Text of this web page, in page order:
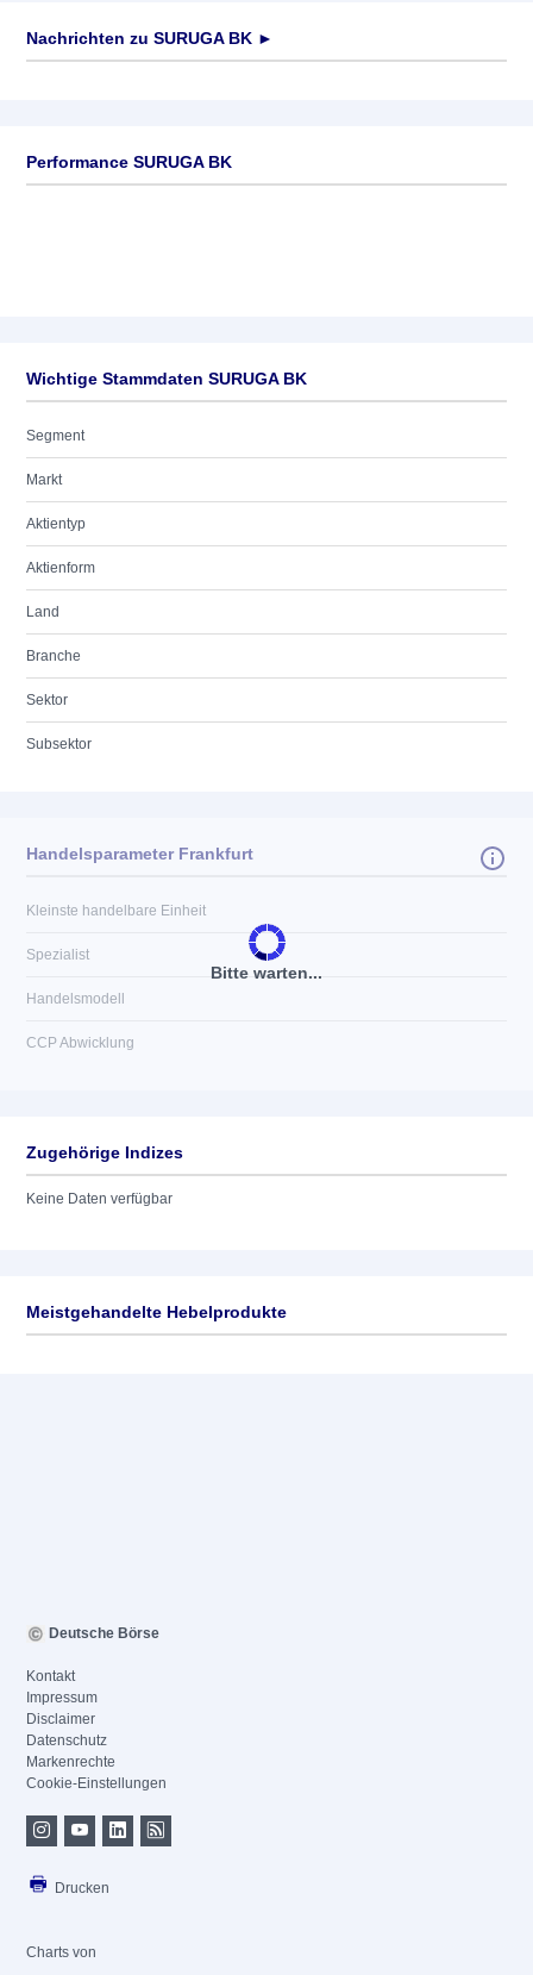
Nachrichten zu SURUGA BK ►
Performance SURUGA BK
Wichtige Stammdaten SURUGA BK
Segment
Markt
Aktientyp
Aktienform
Land
Branche
Sektor
Subsektor
Bitte warten...
Handelsparameter Frankfurt
Kleinste handelbare Einheit
Spezialist
Handelsmodell
CCP Abwicklung
Zugehörige Indizes
Keine Daten verfügbar
Meistgehandelte Hebelprodukte
Deutsche Börse
Kontakt
Impressum
Disclaimer
Datenschutz
Markenrechte
Cookie-Einstellungen
Drucken
Charts von